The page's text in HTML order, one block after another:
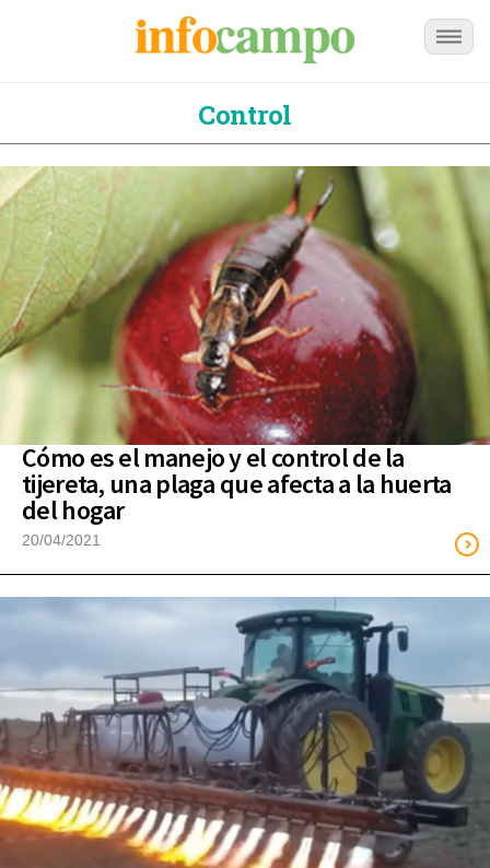
Control
Cómo es el manejo y el control de la
tijereta, una plaga que afecta a la huerta
del hogar
20/04/2021